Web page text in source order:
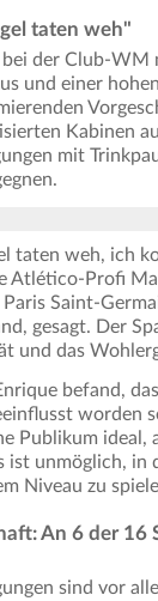
taten weh"
der Club-WM
und einer
Kabinen
mit
taten weh, ich
Atlético-Profi
Paris Saint-
gesagt. Der
und das
befand,
worden
Publikum ideal,
ist unmöglich,
Niveau zu
An 6 der 16
sind vor